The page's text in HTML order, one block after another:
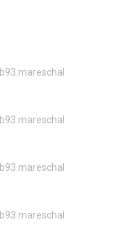
b93.mareschal
b93.mareschal
b93.mareschal
b93.mareschal